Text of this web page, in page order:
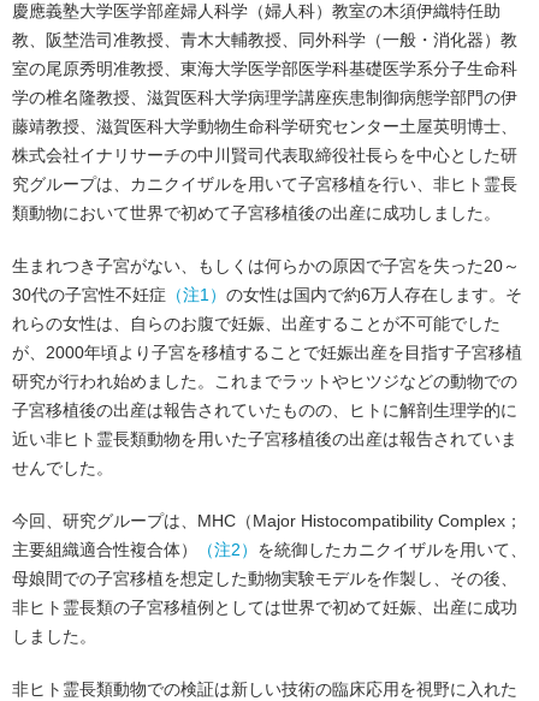
慶應義塾大学医学部産婦人科学（婦人科）教室の木須伊織特任助
教、阪埜浩司准教授、青木大輔教授、同外科学（一般・消化器）教
室の尾原秀明准教授、東海大学医学部医学科基礎医学系分子生命科
学の椎名隆教授、滋賀医科大学病理学講座疾患制御病態学部門の伊
藤靖教授、滋賀医科大学動物生命科学研究センター土屋英明博士、
株式会社イナリサーチの中川賢司代表取締役社長らを中心とした研
究グループは、カニクイザルを用いて子宮移植を行い、非ヒト霊長
類動物において世界で初めて子宮移植後の出産に成功しました。
生まれつき子宮がない、もしくは何らかの原因で子宮を失った20～
30代の子宮性不妊症 （注1） の女性は国内で約6万人存在します。そ
れらの女性は、自らのお腹で妊娠、出産することが不可能でした
が、2000年頃より子宮を移植することで妊娠出産を目指す子宮移植
研究が行われ始めました。これまでラットやヒツジなどの動物での
子宮移植後の出産は報告されていたものの、ヒトに解剖生理学的に
近い非ヒト霊長類動物を用いた子宮移植後の出産は報告されていま
せんでした。
今回、研究グループは、MHC（Major Histocompatibility Complex；
主要組織適合性複合体）
（注2） を統御したカニクイザルを用いて、
母娘間での子宮移植を想定した動物実験モデルを作製し、その後、
非ヒト霊長類の子宮移植例としては世界で初めて妊娠、出産に成功
しました。
非ヒト霊長類動物での検証は新しい技術の臨床応用を視野に入れた